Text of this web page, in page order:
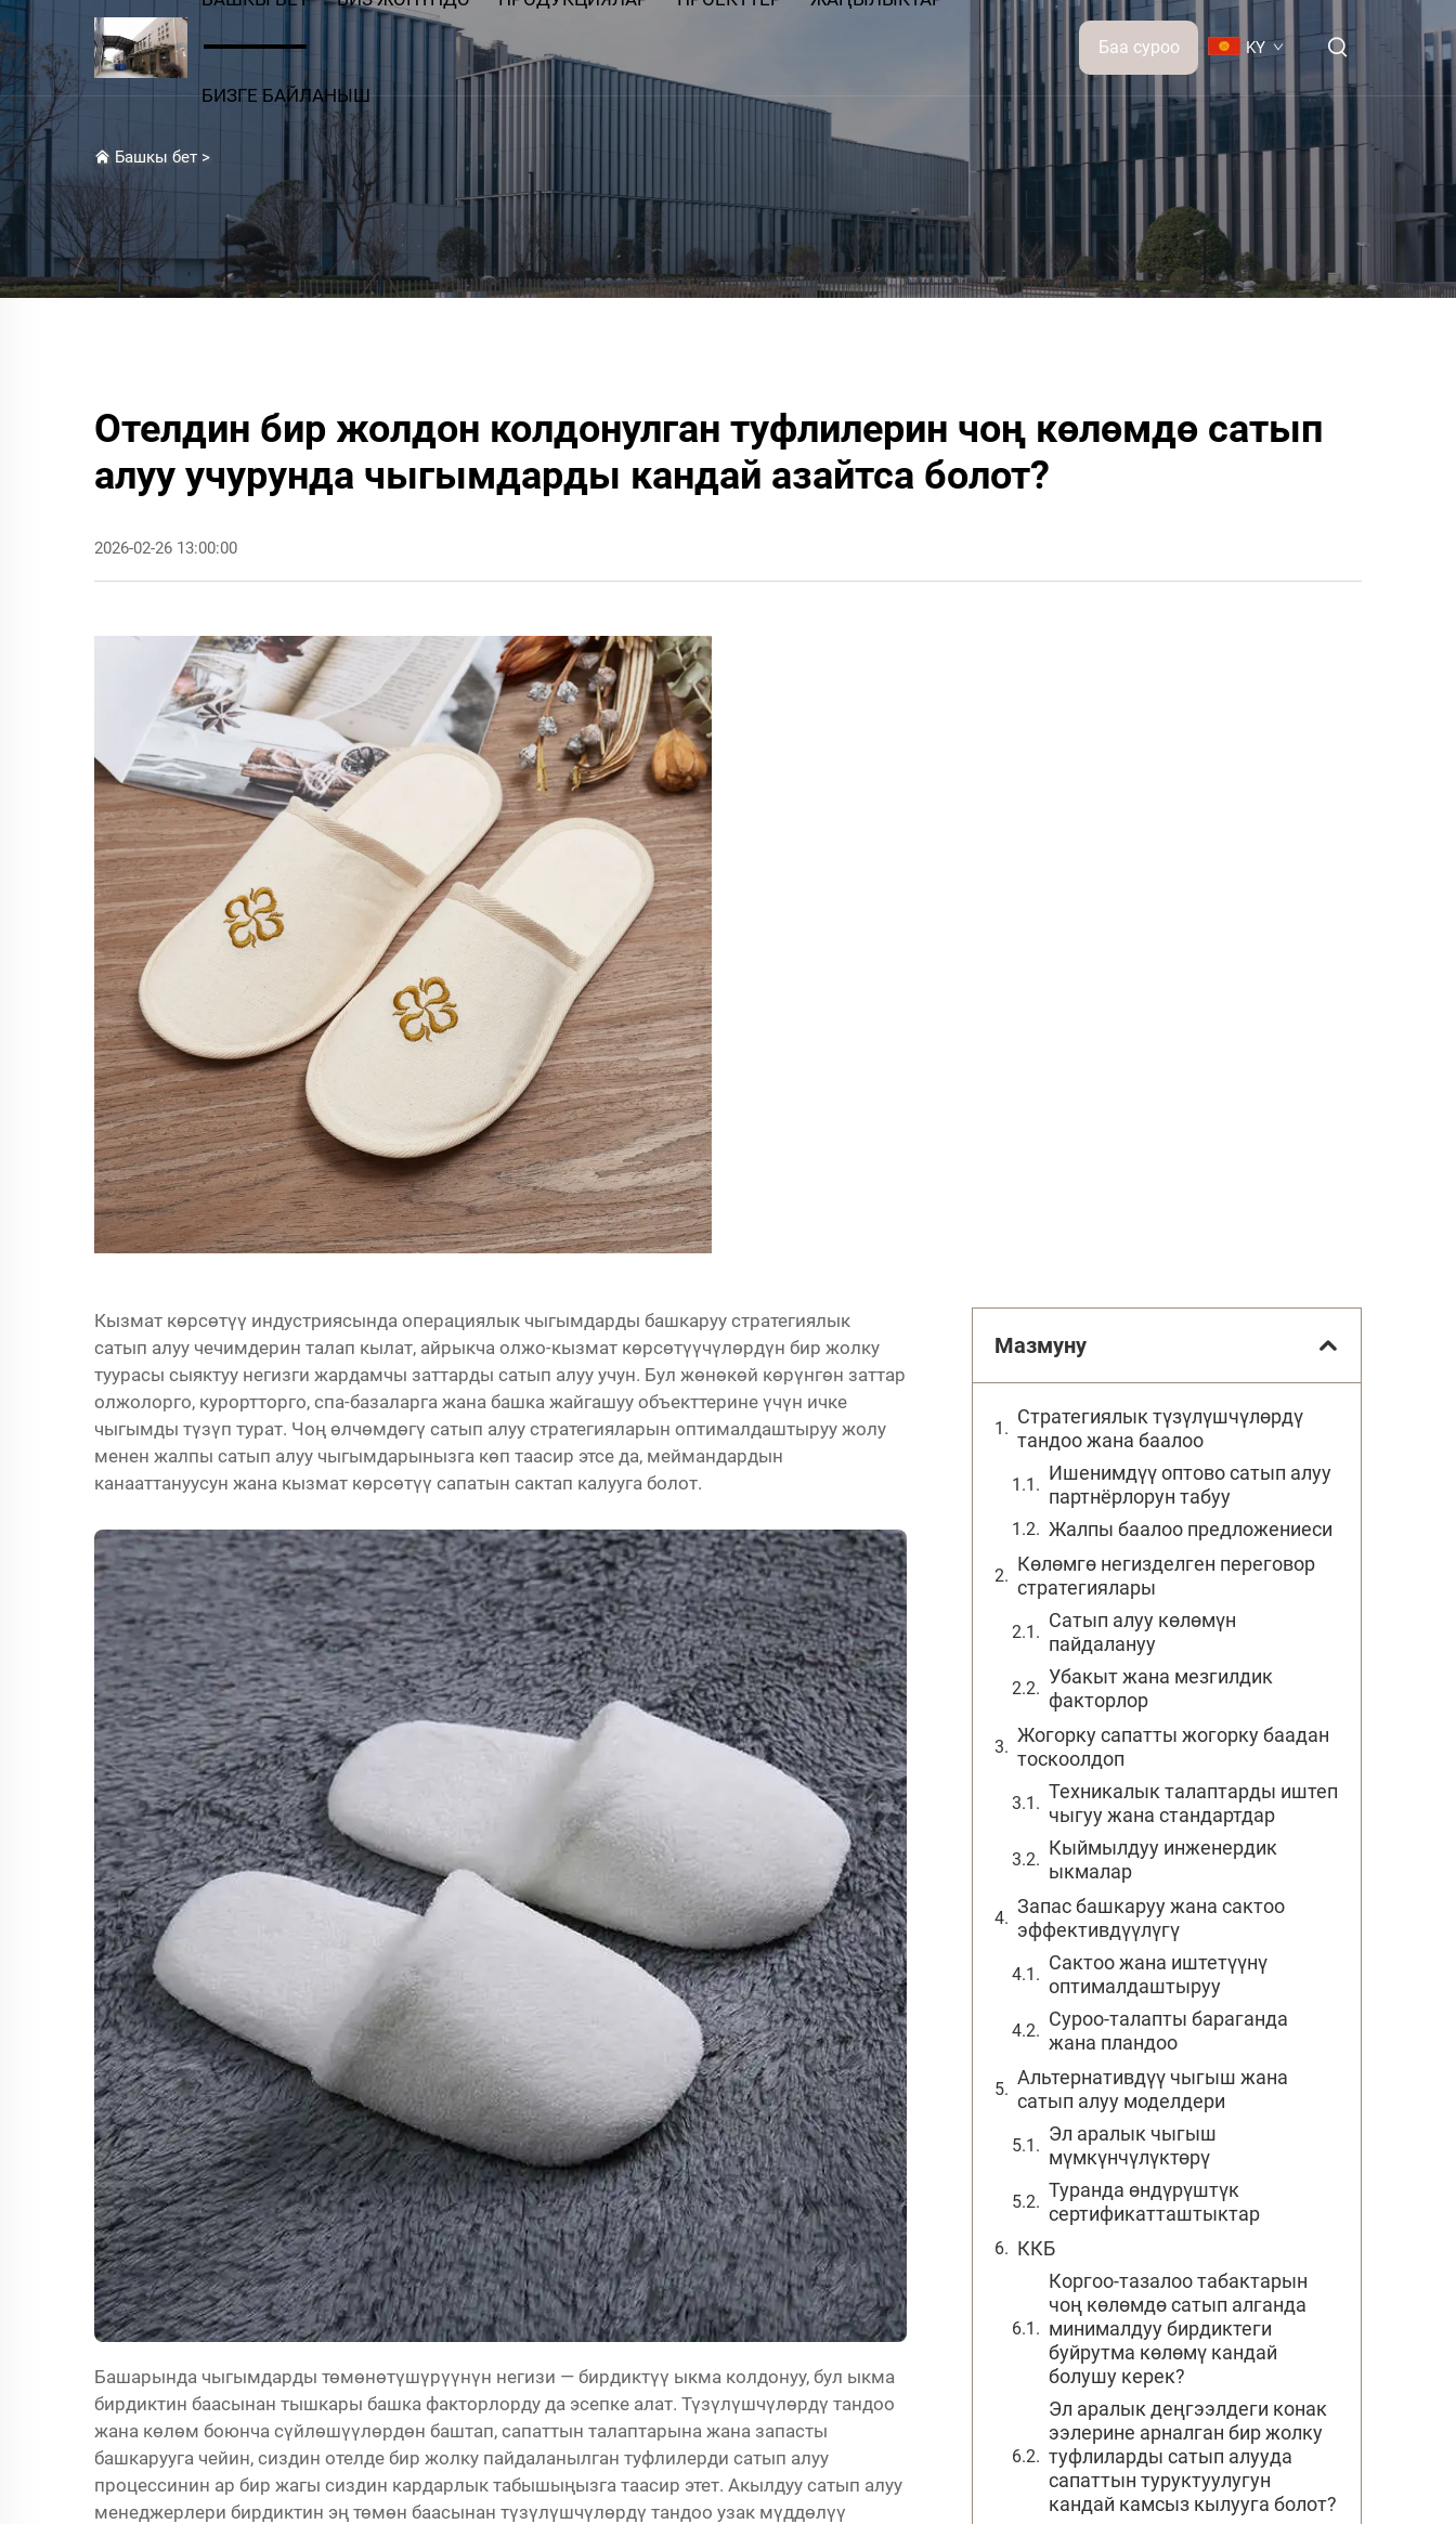
БИЗГЕ БАЙЛАНЫШ
Баа суроо KY
Башкы бет >
Отелдин бир жолдон колдонулган туфлилерин чоң көлөмдө сатып
алуу учурунда чыгымдарды кандай азайтса болот?
2026-02-26 13:00:00
Кызмат көрсөтүү индустриясында операциялык чыгымдарды башкаруу стратегиялык
сатып алуу чечимдерин талап кылат, айрыкча олжо-кызмат көрсөтүүчүлөрдүн бир жолку
туурасы сыяктуу негизги жардамчы заттарды сатып алуу учун. Бул жөнөкөй көрүнгөн заттар
олжолорго, курортторго, спа-базаларга жана башка жайгашуу объекттерине үчүн ичке
чыгымды түзүп турат. Чоң өлчөмдөгү сатып алуу стратегияларын оптималдаштыруу жолу
менен жалпы сатып алуу чыгымдарынызга көп таасир этсе да, меймандардын
канааттануусун жана кызмат көрсөтүү сапатын сактап калууга болот.
Башарында чыгымдарды төмөнөтүшүрүүнүн негизи — бирдиктүү ыкма колдонуу, бул ыкма
бирдиктин баасынан тышкары башка факторлорду да эсепке алат. Түзүлүшчүлөрдү тандоо
жана көлөм боюнча сүйлөшүүлөрдөн баштап, сапаттын талаптарына жана запасты
башкарууга чейин, сиздин отелде бир жолку пайдаланылган туфлилерди сатып алуу
процессинин ар бир жагы сиздин кардарлык табышыңызга таасир этет. Акылдуу сатып алуу
менеджерлери бирдиктин эң төмөн баасынан түзүлүшчүлөрдү тандоо узак мүддөлүү
Мазмуну
Стратегиялык түзүлүшчүлөрдү
тандоо жана баалоо
Ишенимдүү оптово сатып алуу
партнёрлорун табуу
Жалпы баалоо предложениеси
Көлөмгө негизделген переговор
стратегиялары
Сатып алуу көлөмүн
пайдалануу
Убакыт жана мезгилдик
факторлор
Жогорку сапатты жогорку баадан
тоскоолдоп
Техникалык талаптарды иштеп
чыгуу жана стандартдар
Кыймылдуу инженердик
ыкмалар
Запас башкаруу жана сактоо
эффективдүүлүгү
Сактоо жана иштетүүнү
оптималдаштыруу
Суроо-талапты бараганда
жана пландоо
Альтернативдүү чыгыш жана
сатып алуу моделдери
Эл аралык чыгыш
мүмкүнчүлүктөрү
Туранда өндүрүштүк
сертификатташтыктар
ККБ
Коргоо-тазалоо табактарын
чоң көлөмдө сатып алганда
минималдуу бирдиктеги
буйрутма көлөмү кандай
болушу керек?
Эл аралык деңгээлдеги конак
ээлерине арналган бир жолку
туфлиларды сатып алууда
сапаттын туруктуулугун
кандай камсыз кылууга болот?